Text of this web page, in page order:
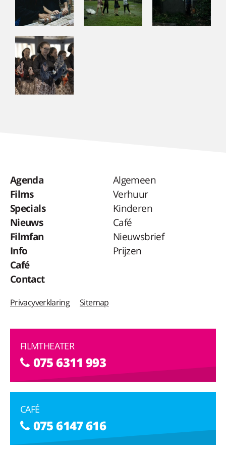
Agenda
Films
Specials
Nieuws
Filmfan
Info
Café
Contact
Algemeen
Verhuur
Kinderen
Café
Nieuwsbrief
Prijzen
Privacyverklaring Sitemap
FILMTHEATER
075 6311 993
CAFÉ
075 6147 616